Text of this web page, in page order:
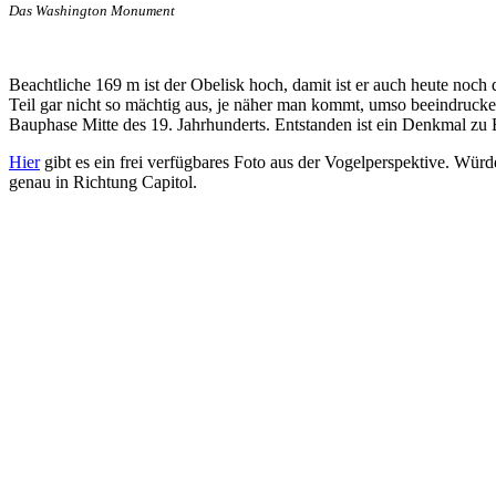
Das Washington Monument
Beachtliche 169 m ist der Obelisk hoch, damit ist er auch heute
Teil gar nicht so mächtig aus, je näher man kommt, umso
Bauphase Mitte des 19. Jahrhunderts. Entstanden ist ein Denkmal
Hiergibt es ein frei verfügbares Foto aus der Vogelperspektive.
genau in Richtung Capitol.